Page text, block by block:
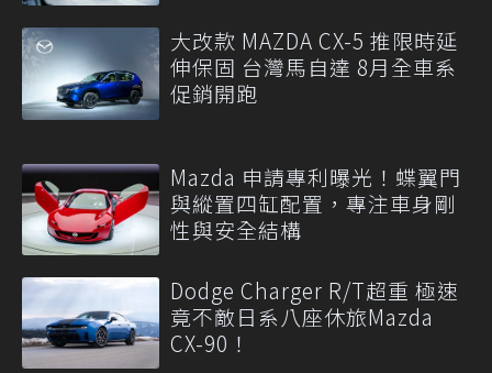
大改款 MAZDA CX-5 推限時延
伸保固 台灣馬自達 8月全車系
促銷開跑
Mazda 申請專利曝光！蝶翼門
與縱置四缸配置，專注車身剛
性與安全結構
Dodge Charger R/T超重 極速
竟不敵日系八座休旅Mazda
CX-90！